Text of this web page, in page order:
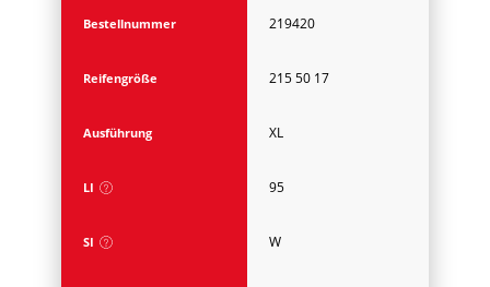
Bestellnummer 219420
Reifengröße 215 50 17
Ausführung XL
LI 95
SI W